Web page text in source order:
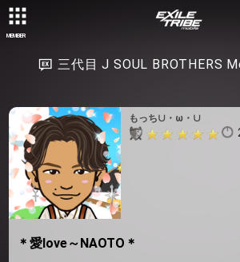
MEMBER
三代目 J SOUL BROTHERS
もっち∪・ω・∪
＊愛love～NAOTO＊